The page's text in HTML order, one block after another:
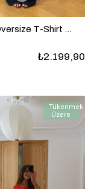
Lacivert Oversize T-Shirt Ve Pantolon Takım
₺2.199,90
Tükenmek
Üzere